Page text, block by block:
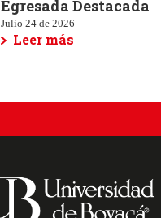
Egresada Destacada
Julio 24 de 2026
Leer más